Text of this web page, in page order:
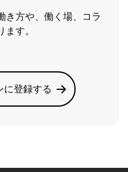
き方や、働く場、コラ
す。
に登録する